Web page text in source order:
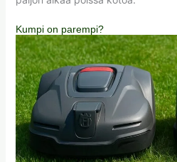
Kumpi on parempi?